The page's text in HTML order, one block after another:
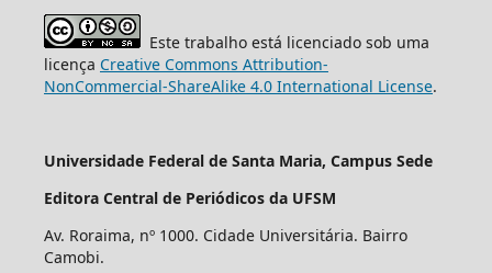
Este trabalho está licenciado sob uma
licença Creative Commons Attribution-
NonCommercial-ShareAlike 4.0 International License.
Universidade Federal de Santa Maria, Campus Sede
Editora Central de Periódicos da UFSM
Av. Roraima, nº 1000. Cidade Universitária. Bairro
Camobi.